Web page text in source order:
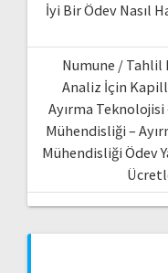
İyi Bir Ödev Nasıl
Numune /
Analiz İçin
Ayırma Teknolojisi
Mühendisliği –
Mühendisliği Ödev